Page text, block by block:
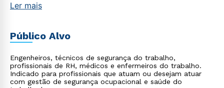
Ler mais
Público Alvo
Engenheiros, técnicos de segurança do trabalho,
profissionais de RH, médicos e enfermeiros do trabalho.
Indicado para profissionais que atuam ou desejam atuar
com gestão de segurança ocupacional e saúde do